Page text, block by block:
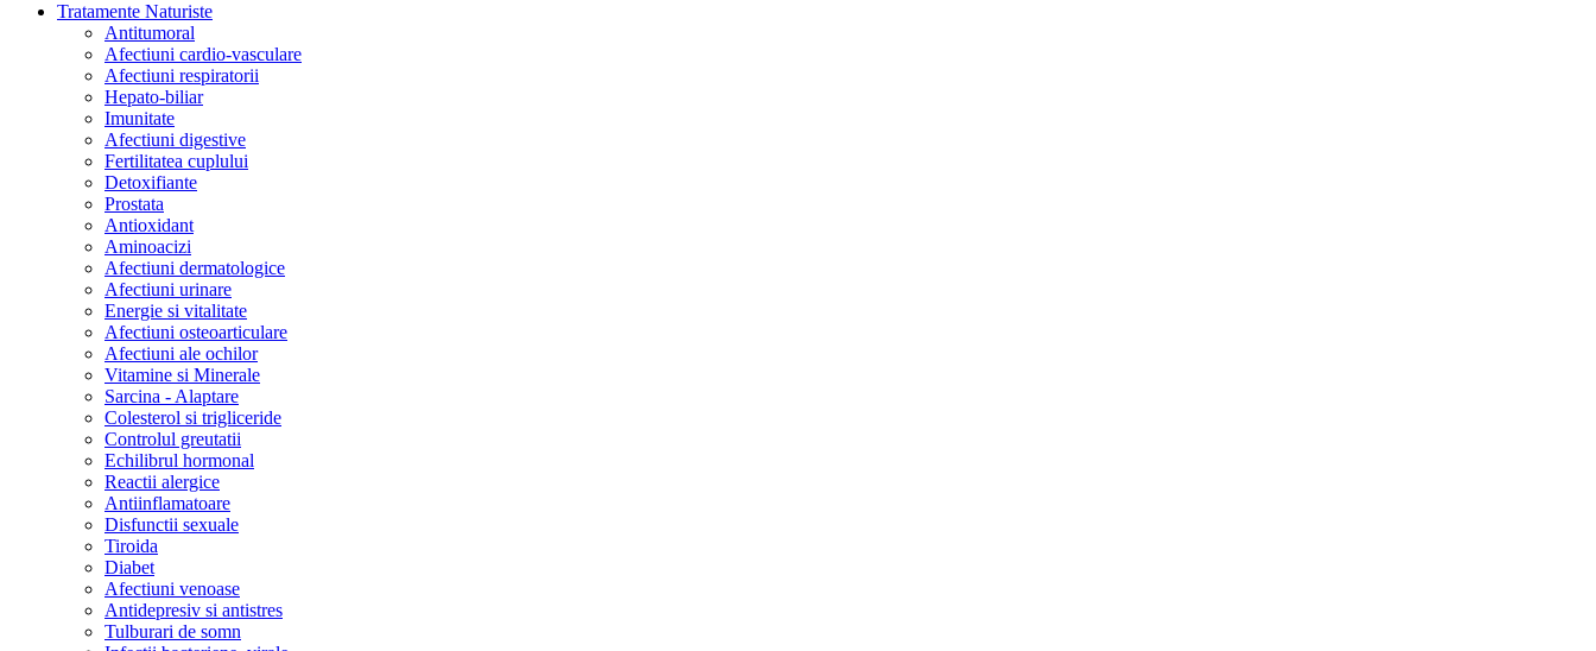
Tratamente Naturiste
Antitumoral
Afectiuni cardio-vasculare
Afectiuni respiratorii
Hepato-biliar
Imunitate
Afectiuni digestive
Fertilitatea cuplului
Detoxifiante
Prostata
Antioxidant
Aminoacizi
Afectiuni dermatologice
Afectiuni urinare
Energie si vitalitate
Afectiuni osteoarticulare
Afectiuni ale ochilor
Vitamine si Minerale
Sarcina - Alaptare
Colesterol si trigliceride
Controlul greutatii
Echilibrul hormonal
Reactii alergice
Antiinflamatoare
Disfunctii sexuale
Tiroida
Diabet
Afectiuni venoase
Antidepresiv si antistres
Tulburari de somn